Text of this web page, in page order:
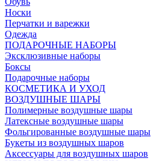
Носки
Перчатки и варежки
Одежда
ПОДАРОЧНЫЕ НАБОРЫ
Эксклюзивные наборы
Боксы
Подарочные наборы
КОСМЕТИКА И УХОД
ВОЗДУШНЫЕ ШАРЫ
Полимерные воздушные шары
Латексные воздушные шары
Фольгированные воздушные шары
Букеты из воздушных шаров
Аксессуары для воздушных шаров